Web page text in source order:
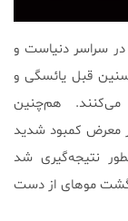
در سراسر دنیاست و
قبل یائسگی و
هم‌چنین
معرض کمبود شدید
نتیجه‌گیری شد
موهای از دست